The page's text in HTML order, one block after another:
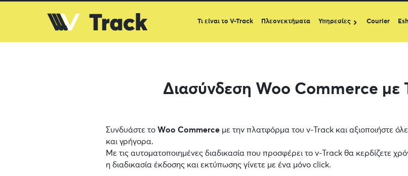
Τι είναι το V-Track Πλεονεκτήματα Υπηρεσίες Courier
Διασύνδεση Woo Commerce με
Συνδυάστε το Woo Commerce με την πλατφόρμα του v-Track και αξιοποιήστε
και γρήγορα.
Με τις αυτοματοποιημένες διαδικασία που προσφέρει το v-Track θα κερδίζετε
η διαδικασία έκδοσης και εκτύπωσης γίνετε με ένα μόνο click.